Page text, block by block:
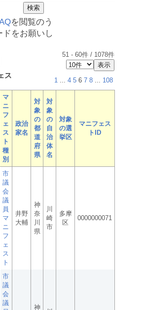
を閲覧のう
ドをお願いし
51 - 60件 / 1078件
ス
1 ... 4 5 6 7 8 ... 108
マ
ニ
フ
ェ
ス
ト
種
別
政治
家名
対
象
の
都
道
府
県
対
象
の
自
治
体
名
対象
の選
挙区
マニフェス
トID
市
議
会
議
員
マ
ニ
フ
ェ
ス
ト
井野
大輔
神
奈
川
県
川
崎
市
多摩
区
0000000071
市
議
会
議
神